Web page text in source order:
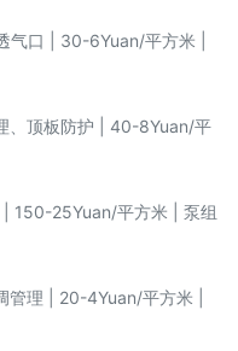
气口 | 30-6Yuan/平方米 |
、顶板防护 | 40-8Yuan/平
| 150-25Yuan/平方米 | 泵组
管理 | 20-4Yuan/平方米 |